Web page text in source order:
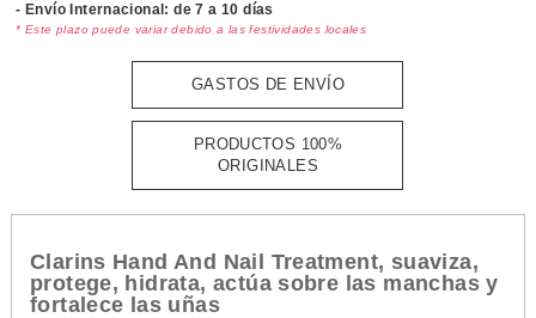
- Envío Internacional: de 7 a 10 días
* Este plazo puede variar debido a las festividades locales
GASTOS DE ENVÍO
PRODUCTOS 100%
ORIGINALES
Clarins Hand And Nail Treatment, suaviza,
protege, hidrata, actúa sobre las manchas y
fortalece las uñas